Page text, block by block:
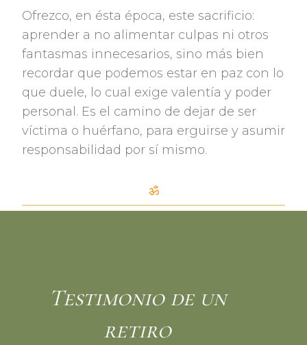
Ofrezco, en ésta época, este sacrificio:
aprender a no alimentar culpas ni otros
fantasmas innecesarios, sino más bien
recordar que podemos estar en paz con lo
que duele, lo cual exige valentía y poder
personal. Es el camino de dejar de ser
víctima o huérfano, para erguirse y asumir
responsabilidad por sí mismo.
ॐ
Testimonio de un
retiro